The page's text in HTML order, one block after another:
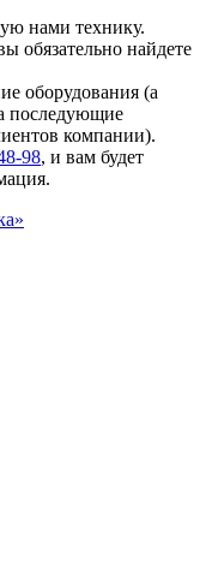
нами технику.
обязательно найдете
оборудования (а
последующие
компании).
98, и вам будет